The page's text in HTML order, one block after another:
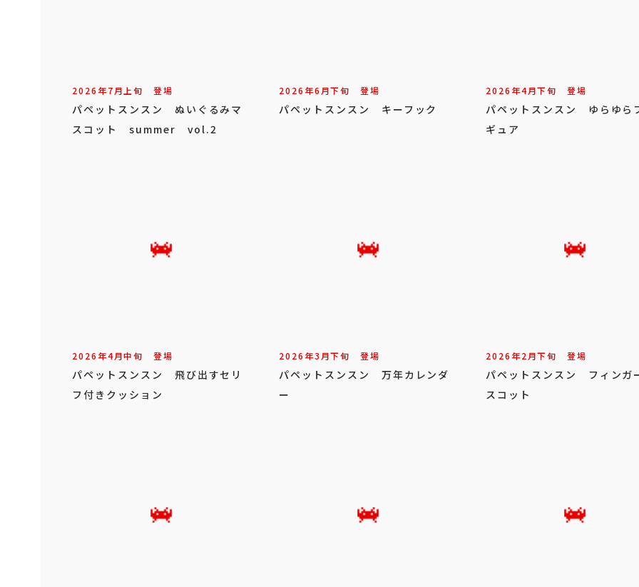
2026年7月上旬 登場
パペットスンスン ぬいぐるみマ
スコット summer vol.2
2026年6月下旬 登場
パペットスンスン キーフック
2026年4月下旬 登場
パペットスンスン ゆらゆら
ギュア
2026年4月中旬 登場
パペットスンスン 飛び出すセリ
フ付きクッション
2026年3月下旬 登場
パペットスンスン 万年カレンダ
ー
2026年2月下旬 登場
パペットスンスン フィンガ
スコット